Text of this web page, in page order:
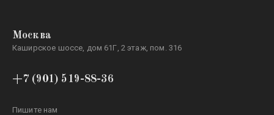
Москва
Каширское шоссе, дом 61Г, 2 этаж, пом. 316
+7 (901) 519-88-36
Пишите нам